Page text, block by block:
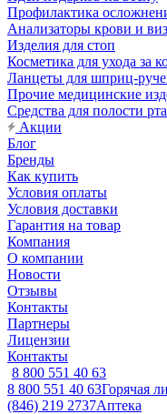
Профилактика
Анализаторы крови и
Изделия для стоп
Косметика для ухода за
Ланцеты для шприц-
Прочие медицинские
Средства для полости рта
Акции
Блог
Бренды
Как купить
Условия оплаты
Условия доставки
Гарантия на товар
Компания
О компании
Новости
Отзывы
Контакты
Партнеры
Лицензии
Контакты
8 800 551 40 63
8 800 551 40 63Горячая
(846) 219 2737Аптека